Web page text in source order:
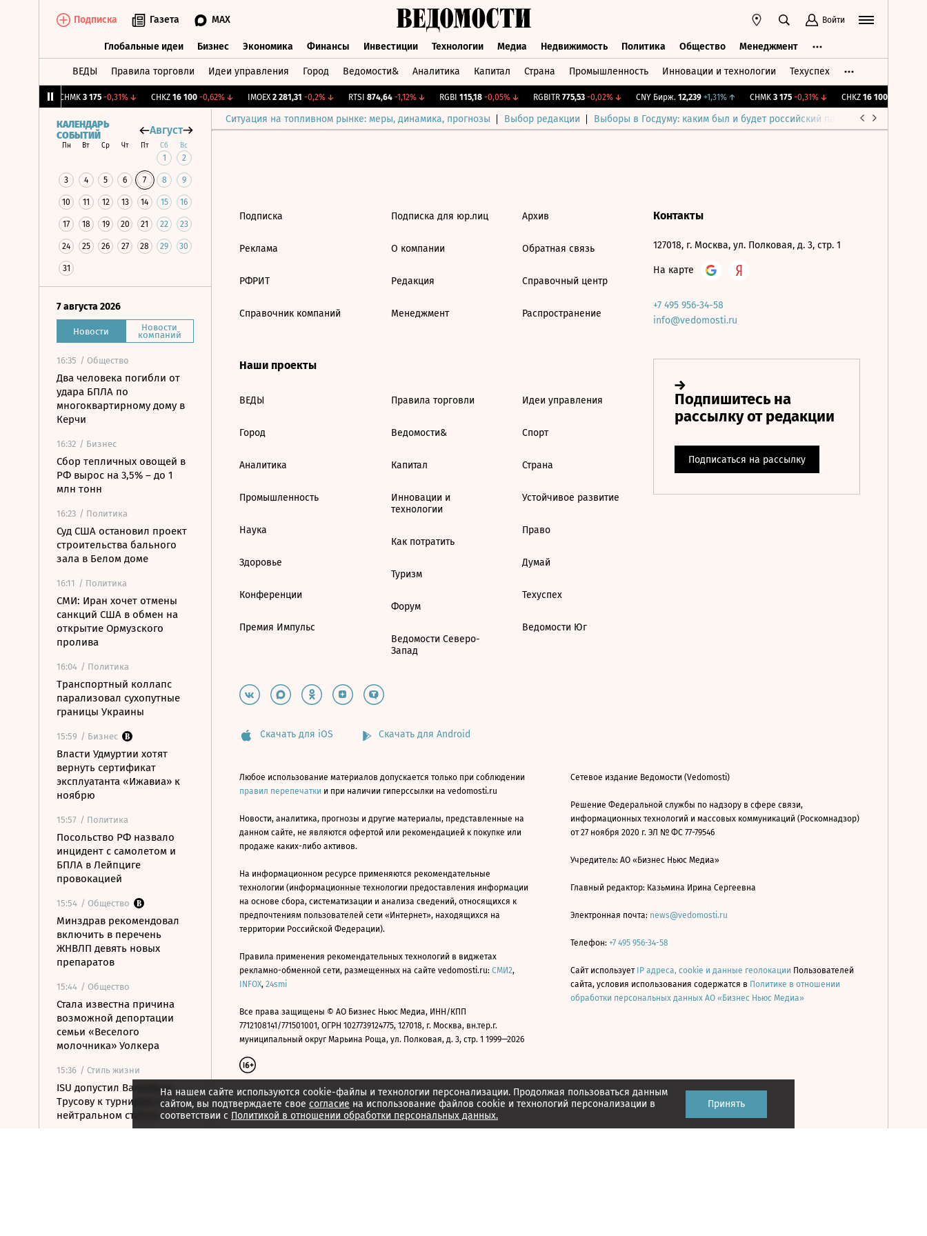
Подписка Газета MAX Войти
Глобальные идеи Бизнес Экономика Финансы Инвестиции Технологии Медиа Недвижимость Политика Общество Менеджмент
ВЕДЫ Правила торговли Идеи управления Город Ведомости& Аналитика Капитал Страна Промышленность Инновации и технологии Техуспех
CHMK 3 175 -0,31%↓ CHKZ 16 100 -0,62%↓ IMOEX 2 281,31 -0,2%↓ RTSI 874,64 -1,12%↓ RGBI 115,18 -0,05%↓ RGBITR 775,53 -0,02%↓ CNY Бирж. 12,239 +1,31%↑ CHMK 3 175 -0,31%↓ CHKZ 16 100 -0,62%
Ситуация на топливном рынке: меры, динамика, прогнозы Выбор редакции Выборы в Госдуму: каким был и будет российский парламент
КАЛЕНДАРЬ
СОБЫТИЙ
Август
Пн Вт Ср Чт Пт Сб Вс
1 2
3 4 5 6 7 8 9
10 11 12 13 14 15 16
17 18 19 20 21 22 23
24 25 26 27 28 29 30
31
7 августа 2026
Новости Новости
компаний
16:35 / Общество
Два человека погибли от
удара БПЛА по
многоквартирному дому в
Керчи
16:32 / Бизнес
Сбор тепличных овощей в
РФ вырос на 3,5% – до 1
млн тонн
16:23 / Политика
Суд США остановил проект
строительства бального
зала в Белом доме
16:11 / Политика
СМИ: Иран хочет отмены
санкций США в обмен на
открытие Ормузского
пролива
16:04 / Политика
Транспортный коллапс
парализовал сухопутные
границы Украины
15:59 / Бизнес
Власти Удмуртии хотят
вернуть сертификат
эксплуатанта «Ижавиа» к
ноябрю
15:57 / Политика
Посольство РФ назвало
инцидент с самолетом и
БПЛА в Лейпциге
провокацией
15:54 / Общество
Минздрав рекомендовал
включить в перечень
ЖНВЛП девять новых
препаратов
15:44 / Общество
Стала известна причина
возможной депортации
семьи «Веселого
молочника» Уолкера
15:36 / Стиль жизни
ISU допустил Валиеву и
Трусову к турнирам в
нейтральном статусе
На нашем сайте используются cookie-файлы и технологии персонализации. Продолжая пользоваться данным
сайтом, вы подтверждаете свое согласие на использование файлов cookie и технологий персонализации в
соответствии с Политикой в отношении обработки персональных данных.
Принять
Подписка
Реклама
РФРИТ
Справочник компаний
Подписка для юр.лиц
О компании
Редакция
Менеджмент
Архив
Обратная связь
Справочный центр
Распространение
Наши проекты
ВЕДЫ
Город
Аналитика
Промышленность
Наука
Здоровье
Конференции
Премия Импульс
Правила торговли
Ведомости&
Капитал
Инновации и
технологии
Как потратить
Туризм
Форум
Ведомости Северо-
Запад
Идеи управления
Спорт
Страна
Устойчивое развитие
Право
Думай
Техуспех
Ведомости Юг
Контакты
127018, г. Москва, ул. Полковая, д. 3, стр. 1
На карте
+7 495 956-34-58
info@vedomosti.ru
Скачать для iOS Скачать для Android
Любое использование материалов допускается только при соблюдении
правил перепечатки и при наличии гиперссылки на vedomosti.ru
Новости, аналитика, прогнозы и другие материалы, представленные на
данном сайте, не являются офертой или рекомендацией к покупке или
продаже каких-либо активов.
На информационном ресурсе применяются рекомендательные
технологии (информационные технологии предоставления информации
на основе сбора, систематизации и анализа сведений, относящихся к
предпочтениям пользователей сети «Интернет», находящихся на
территории Российской Федерации).
Правила применения рекомендательных технологий в виджетах
рекламно-обменной сети, размещенных на сайте vedomosti.ru: СМИ2,
INFOX, 24smi
Все права защищены © АО Бизнес Ньюс Медиа, ИНН/КПП
7712108141/771501001, ОГРН 1027739124775, 127018, г. Москва, вн.тер.г.
муниципальный округ Марьина Роща, ул. Полковая, д. 3, стр. 1 1999—2026
Сетевое издание Ведомости (Vedomosti)
Решение Федеральной службы по надзору в сфере связи,
информационных технологий и массовых коммуникаций (Роскомнадзор)
от 27 ноября 2020 г. ЭЛ № ФС 77-79546
Учредитель: АО «Бизнес Ньюс Медиа»
Главный редактор: Казьмина Ирина Сергеевна
Электронная почта: news@vedomosti.ru
Телефон: +7 495 956-34-58
Сайт использует IP адреса, cookie и данные геолокации Пользователей
сайта, условия использования содержатся в Политике в отношении
обработки персональных данных АО «Бизнес Ньюс Медиа»